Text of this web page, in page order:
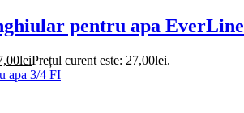
pentru apa
leiPrețul curent este: 27,00lei.